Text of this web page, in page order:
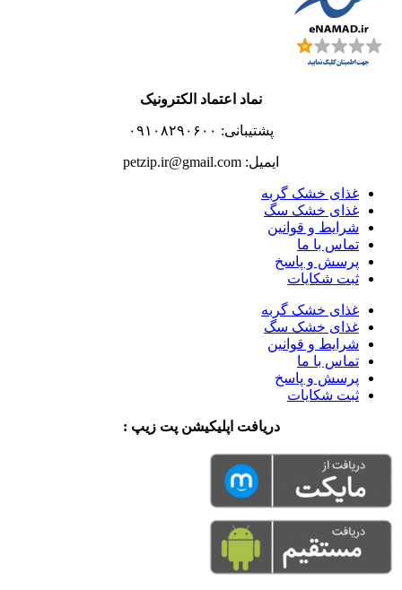
نماد اعتماد الکترونیک
پشتیبانی: ۰۹۱۰۸۲۹۰۶۰۰
ایمیل: petzip.ir@gmail.com
غذای خشک گربه
غذای خشک سگ
شرایط و قوانین
تماس با ما
پرسش و پاسخ
ثبت شکایات
غذای خشک گربه
غذای خشک سگ
شرایط و قوانین
تماس با ما
پرسش و پاسخ
ثبت شکایات
دریافت اپلیکیشن پت زیپ :